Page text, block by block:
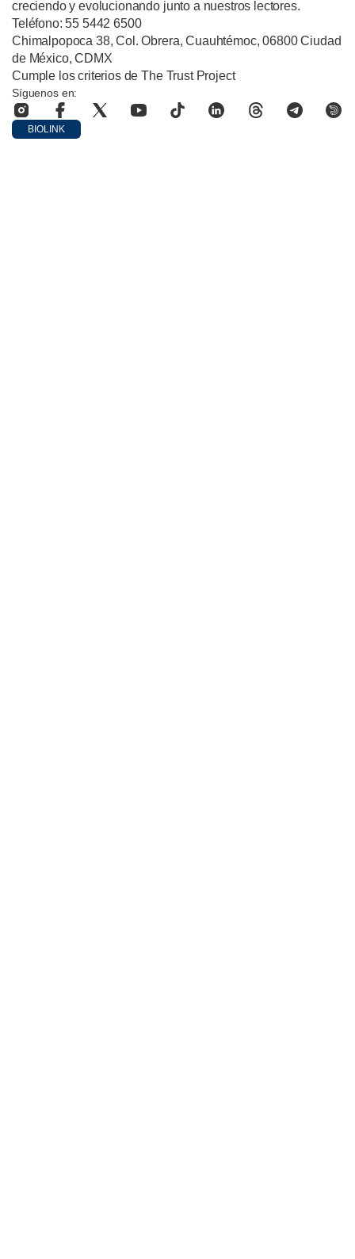
creciendo y evolucionando junto a nuestros lectores.
Teléfono: 55 5442 6500
Chimalpopoca 38, Col. Obrera, Cuauhtémoc, 06800 Ciudad
de México, CDMX
Cumple los criterios de The Trust Project
Síguenos en:
BIOLINK